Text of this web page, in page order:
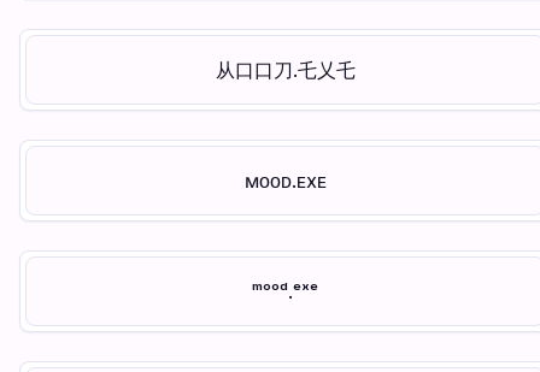
从口口刀.乇乂乇
ᴍᴏᴏᴅ.ᴇxᴇ
ᵐᵒᵒᵈ.ᵉˣᵉ